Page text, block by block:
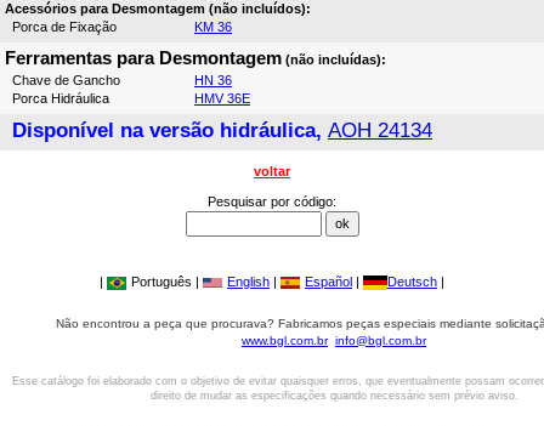
Acessórios para Desmontagem (não incluídos):
Porca de Fixação
KM 36
Ferramentas para Desmontagem (não incluídas):
Chave de Gancho
HN 36
Porca Hidráulica
HMV 36E
Disponível na versão hidráulica, AOH 24134
voltar
Pesquisar por código:
| Português | English | Español | Deutsch |
Não encontrou a peça que procurava? Fabricamos peças especiais mediante
www.bgl.com.br info@bgl.com.br
Esse catálogo foi elaborado com o objetivo de evitar quaisquer erros, que eventualmente possam
direito de mudar as especificações quando necessário sem prévio aviso.